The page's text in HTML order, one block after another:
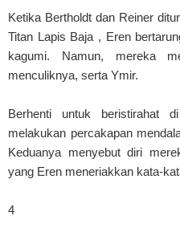
Ketika Bertholdt dan Reiner
Titan Lapis Baja , Eren
kagumi. Namun, mereka
menculiknya, serta Ymir.
Berhenti untuk beristirahat
melakukan percakapan
Keduanya menyebut diri
yang Eren meneriakkan kata-
4